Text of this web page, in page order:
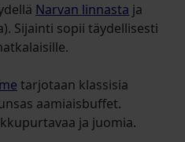
Narvan linnasta ja
Sijainti sopii täydellisesti
tarjotaan klassisia
aamiaisbuffet.
ja juomia.